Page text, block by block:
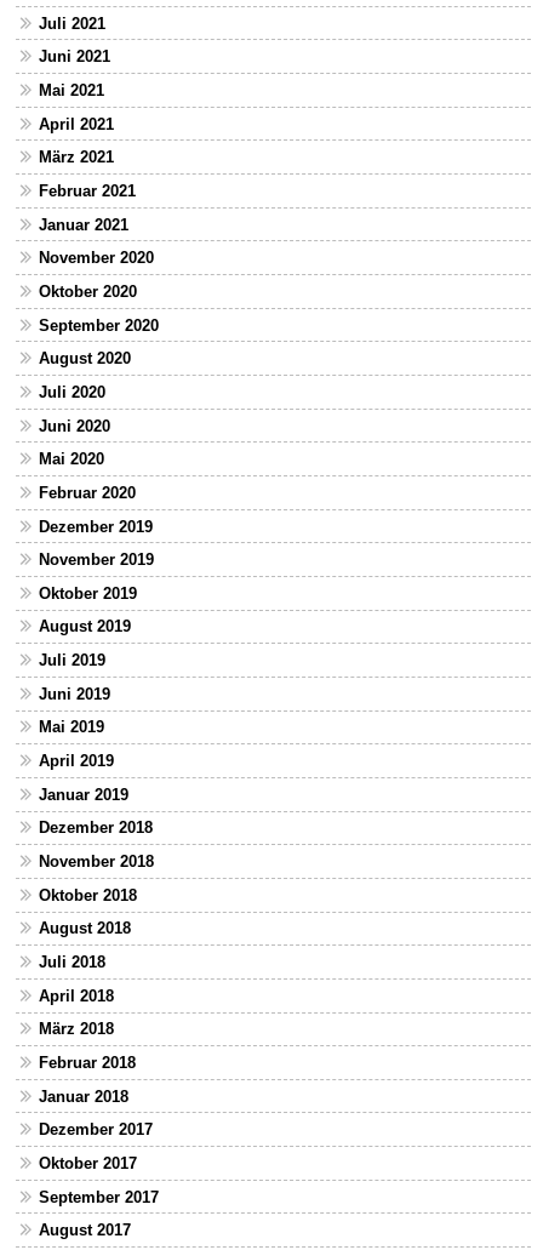
Juli 2021
Juni 2021
Mai 2021
April 2021
März 2021
Februar 2021
Januar 2021
November 2020
Oktober 2020
September 2020
August 2020
Juli 2020
Juni 2020
Mai 2020
Februar 2020
Dezember 2019
November 2019
Oktober 2019
August 2019
Juli 2019
Juni 2019
Mai 2019
April 2019
Januar 2019
Dezember 2018
November 2018
Oktober 2018
August 2018
Juli 2018
April 2018
März 2018
Februar 2018
Januar 2018
Dezember 2017
Oktober 2017
September 2017
August 2017